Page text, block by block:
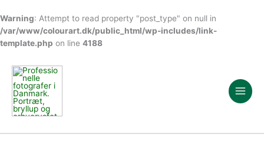
Warning: Attempt to read property "post_type" on null in
/var/www/colourart.dk/public_html/wp-includes/link-
template.php on line 4188
indholdet